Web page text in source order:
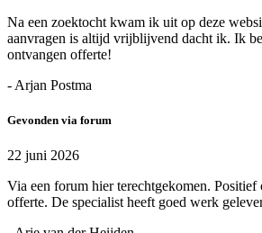
Na een zoektocht kwam ik uit op deze
aanvragen is altijd vrijblijvend dacht ik. Ik
ontvangen offerte!
- Arjan Postma
Gevonden via forum
22 juni 2026
Via een forum hier terechtgekomen. Positief
offerte. De specialist heeft goed werk